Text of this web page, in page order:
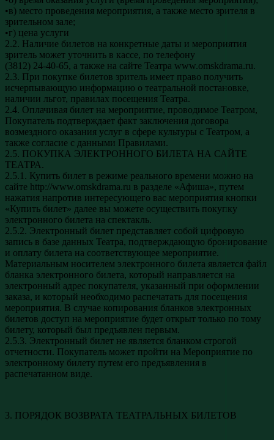
•в) место проведения мероприятия, а также место зрителя в
зрительном зале;
•г) цена услуги
2.2. Наличие билетов на конкретные даты и мероприятия
зритель может уточнить в кассе, по телефону
(3812) 24-40-65, а также на сайте Театра www.omskdrama.ru.
2.3. При покупке билетов зритель имеет право получить
исчерпывающую информацию о театральной постановке,
наличии льгот, правилах посещения Театра.
2.4. Оплачивая билет на мероприятие, проводимое Театром,
Покупатель подтверждает факт заключения договора
возмездного оказания услуг в сфере культуры с Театром, а
также согласие с данными Правилами.
2.5. ПОКУПКА ЭЛЕКТРОННОГО БИЛЕТА НА САЙТЕ
ТЕАТРА.
2.5.1. Купить билет в режиме реального времени можно на
сайте http://www.omskdrama.ru в разделе «Афиша», путем
нажатия напротив интересующего вас мероприятия кнопки
«Купить билет» далее вы можете осуществить покупку
электронного билета на спектакль.
2.5.2. Электронный билет представляет собой цифровую
запись в базе данных Театра, подтверждающую бронирование
и оплату билета на соответствующее мероприятие.
Материальным носителем электронного билета является файл
бланка электронного билета, который направляется на
электронный адрес покупателя, указанный при оформлении
заказа, и который необходимо распечатать для посещения
мероприятия. В случае копирования бланков электронных
билетов доступ на мероприятие будет открыт только по тому
билету, который был предъявлен первым.
2.5.3. Электронный билет не является бланком строгой
отчетности. Покупатель может пройти на Мероприятие по
электронному билету путем его предъявления в
распечатанном виде.
3. ПОРЯДОК ВОЗВРАТА ТЕАТРАЛЬНЫХ БИЛЕТОВ